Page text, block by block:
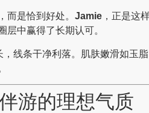
是恰到好处。 Jamie ，正是这
层中赢得了长期认可。
，线条干净利落。肌肤嫩滑如玉
游的理想气质